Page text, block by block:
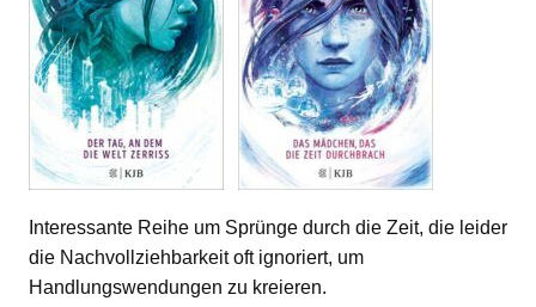
Interessante Reihe um Sprünge durch die Zeit, die leider
die Nachvollziehbarkeit oft ignoriert, um
Handlungswendungen zu kreieren.